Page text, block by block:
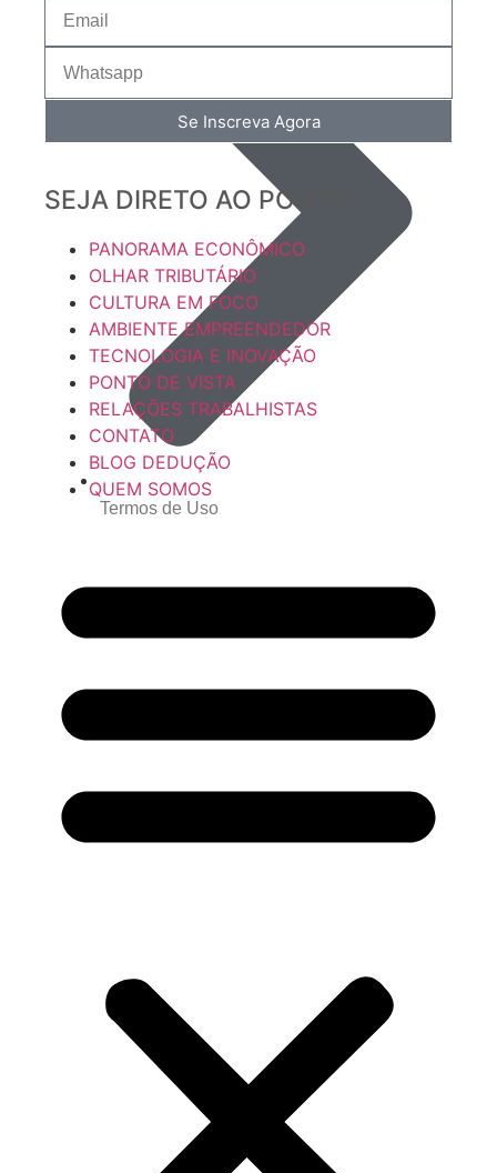
Termos de Uso
Se Inscreva Agora
SEJA DIRETO AO PONTO
PANORAMA ECONÔMICO
OLHAR TRIBUTÁRIO
CULTURA EM FOCO
AMBIENTE EMPREENDEDOR
TECNOLOGIA E INOVAÇÃO
PONTO DE VISTA
RELAÇÕES TRABALHISTAS
CONTATO
BLOG DEDUÇÃO
QUEM SOMOS